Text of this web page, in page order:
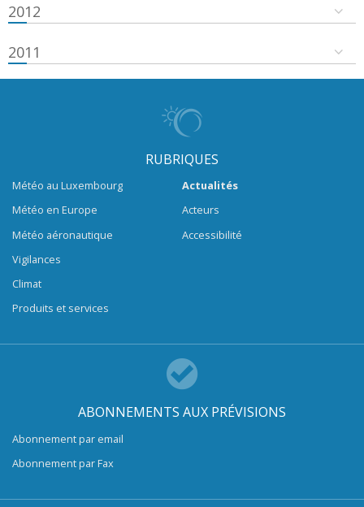
2012
2011
RUBRIQUES
Météo au Luxembourg
Météo en Europe
Météo aéronautique
Vigilances
Climat
Produits et services
Actualités
Acteurs
Accessibilité
ABONNEMENTS AUX PRÉVISIONS
Abonnement par email
Abonnement par Fax